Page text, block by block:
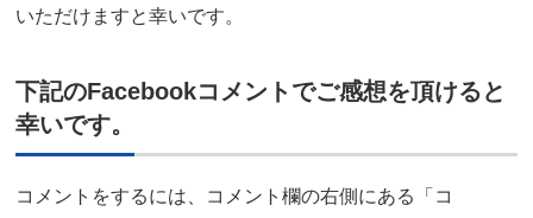
いただけますと幸いです。
下記のFacebookコメントでご感想を頂けると
幸いです。
コメントをするには、コメント欄の右側にある「コ